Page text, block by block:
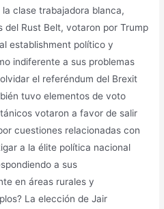
clase trabajadora blanca,
del Rust Belt, votaron por Trump
establishment político y
indiferente a sus problemas
el referéndum del Brexit
tuvo elementos de voto
votaron a favor de salir
cuestiones relacionadas con
a la élite política nacional
a sus
en áreas rurales y
La elección de Jair